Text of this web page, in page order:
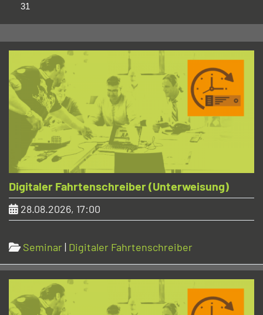
31
Digitaler Fahrtenschreiber (Unterweisung)
28.08.2026, 17:00
Seminar | Digitaler Fahrtenschreiber